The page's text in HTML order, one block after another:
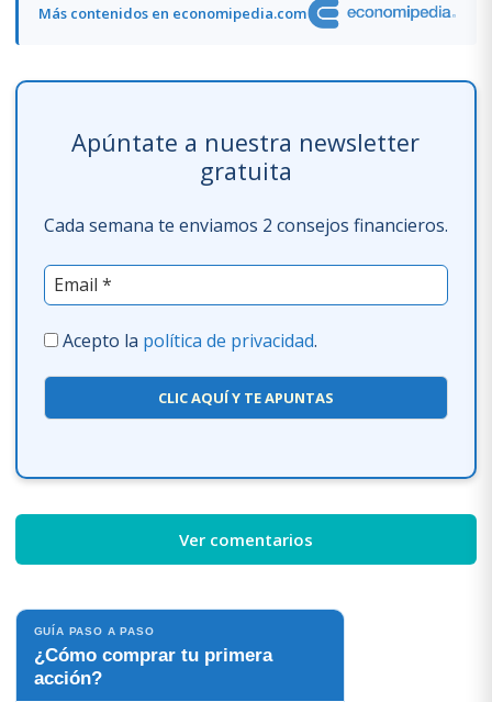
Más contenidos en economipedia.com
Apúntate a nuestra newsletter
gratuita
Cada semana te enviamos 2 consejos financieros.
Acepto la política de privacidad.
CLIC AQUÍ Y TE APUNTAS
Ver comentarios
GUÍA PASO A PASO
¿Cómo comprar tu primera
acción?